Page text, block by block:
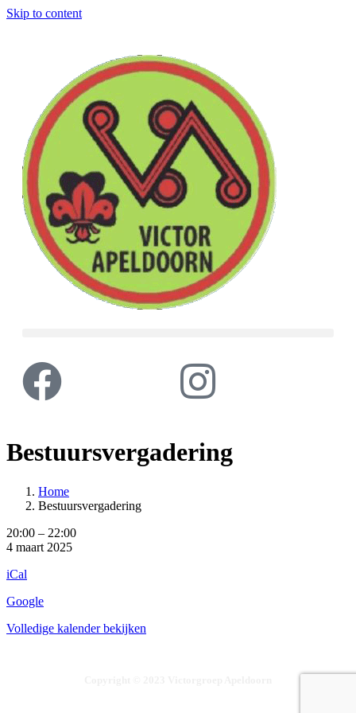
Skip to content
Bestuursvergadering
Home
Bestuursvergadering
20:00 – 22:00
4 maart 2025
iCal
Google
Volledige kalender bekijken